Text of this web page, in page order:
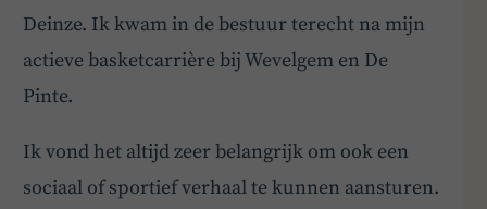
Deinze. Ik kwam in de bestuur terecht na mijn
actieve basketcarrière bij Wevelgem en De
Pinte.
Ik vond het altijd zeer belangrijk om ook een
sociaal of sportief verhaal te kunnen aansturen.